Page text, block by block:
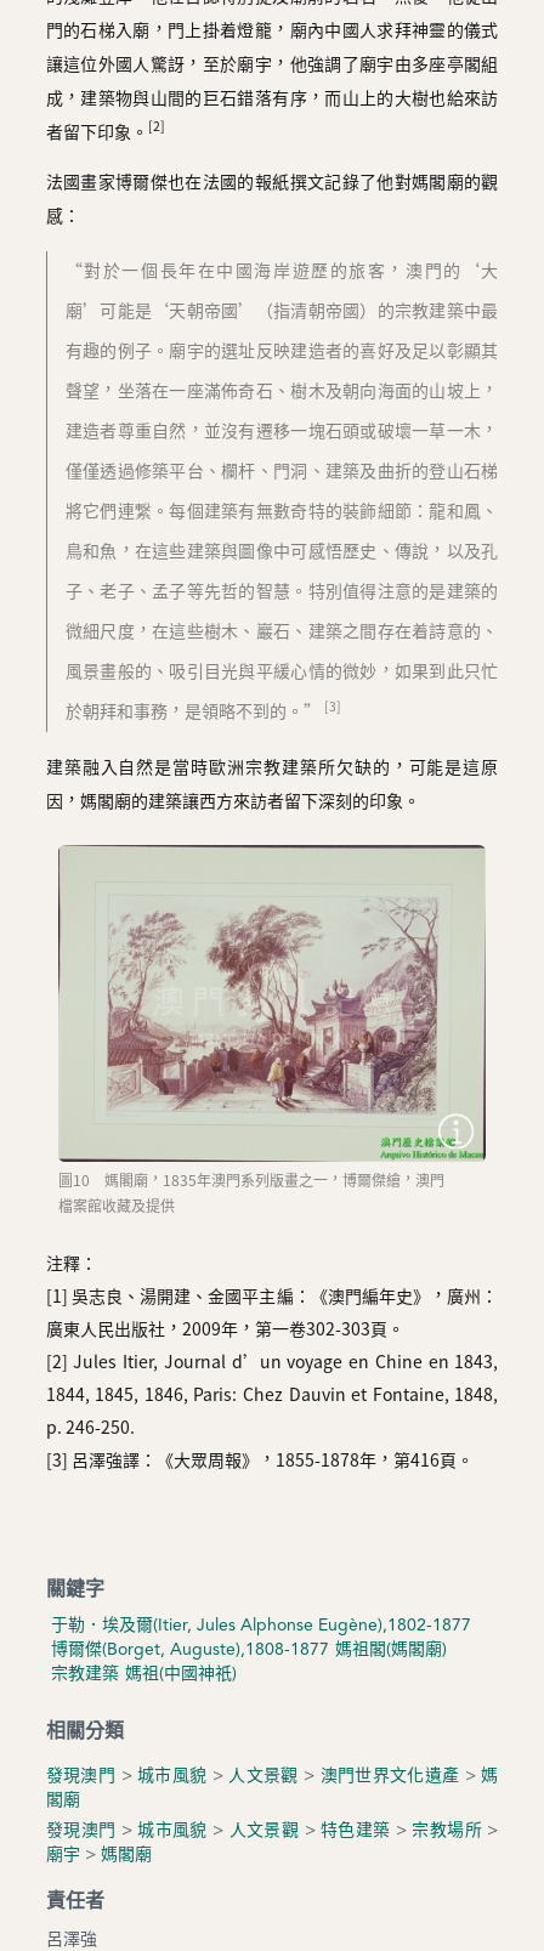
門的石梯入廟，門上掛着燈籠，廟內中國人求拜神靈的儀式
讓這位外國人驚訝，至於廟宇，他強調了廟宇由多座亭閣組
成，建築物與山間的巨石錯落有序，而山上的大樹也給來訪
者留下印象。
[2]
法國畫家博爾傑也在法國的報紙撰文記錄了他對媽閣廟的觀
感：
“對於一個長年在中國海岸遊歷的旅客，澳門的‘大
廟’可能是‘天朝帝國’（指清朝帝國）的宗教建築中最
有趣的例子。廟宇的選址反映建造者的喜好及足以彰顯其
聲望，坐落在一座滿佈奇石、樹木及朝向海面的山坡上，
建造者尊重自然，並沒有遷移一塊石頭或破壞一草一木，
僅僅透過修築平台、欄杆、門洞、建築及曲折的登山石梯
將它們連繋。每個建築有無數奇特的裝飾細節：龍和鳳、
鳥和魚，在這些建築與圖像中可感悟歷史、傳說，以及孔
子、老子、孟子等先哲的智慧。特別值得注意的是建築的
微細尺度，在這些樹木、巖石、建築之間存在着詩意的、
風景畫般的、吸引目光與平緩心情的微妙，如果到此只忙
於朝拜和事務，是領略不到的。” [3]
建築融入自然是當時歐洲宗教建築所欠缺的，可能是這原
因，媽閣廟的建築讓西方來訪者留下深刻的印象。
圖10 媽閣廟，1835年澳門系列版畫之一，博爾傑繪，澳門
檔案館收藏及提供
注釋：
[1] 吳志良、湯開建、金國平主編：《澳門編年史》，廣州：
廣東人民出版社，2009年，第一卷302-303頁。
[2] Jules Itier, Journal d’un voyage en Chine en 1843,
1844, 1845, 1846, Paris: Chez Dauvin et Fontaine, 1848,
p. 246-250.
[3] 呂澤強譯：《大眾周報》，1855-1878年，第416頁。
關鍵字
于勒．埃及爾(Itier, Jules Alphonse Eugène),1802-1877
博爾傑(Borget, Auguste),1808-1877 媽祖閣(媽閣廟)
宗教建築 媽祖(中國神祇)
相關分類
發現澳門 > 城市風貌 > 人文景觀 > 澳門世界文化遺產 >媽
閣廟
發現澳門 >城市風貌 > 人文景觀 > 特色建築 > 宗教場所 >
廟宇 > 媽閣廟
責任者
呂澤強